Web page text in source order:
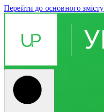
Перейти до основного змісту